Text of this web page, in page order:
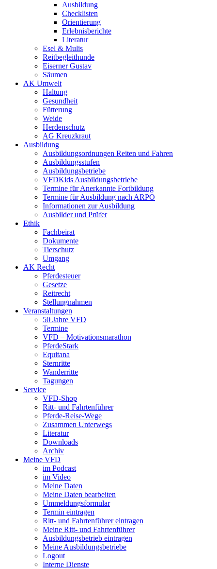
Ausbildung
Checklisten
Orientierung
Erlebnisberichte
Literatur
Esel & Mulis
Reitbegleithunde
Eiserner Gustav
Säumen
AK Umwelt
Haltung
Gesundheit
Fütterung
Weide
Herdenschutz
AG Kreuzkraut
Ausbildung
Ausbildungsordnungen Reiten und Fahren
Ausbildungsstufen
Ausbildungsbetriebe
VFDKids Ausbildungsbetriebe
Termine für Anerkannte Fortbildung
Termine für Ausbildung nach ARPO
Informationen zur Ausbildung
Ausbilder und Prüfer
Ethik
Fachbeirat
Dokumente
Tierschutz
Umgang
AK Recht
Pferdesteuer
Gesetze
Reitrecht
Stellungnahmen
Veranstaltungen
50 Jahre VFD
Termine
VFD – Motivationsmarathon
PferdeStark
Equitana
Sternritte
Wanderritte
Tagungen
Service
VFD-Shop
Ritt- und Fahrtenführer
Pferde-Reise-Wege
Zusammen Unterwegs
Literatur
Downloads
Archiv
Meine VFD
im Podcast
im Video
Meine Daten
Meine Daten bearbeiten
Ummeldungsformular
Termin eintragen
Ritt- und Fahrtenführer eintragen
Meine Ritt- und Fahrtenführer
Ausbildungsbetrieb eintragen
Meine Ausbildungsbetriebe
Logout
Interne Dienste